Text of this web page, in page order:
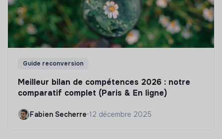
Guide reconversion
Meilleur bilan de compétences 2026 : notre
comparatif complet (Paris & En ligne)
Fabien Secherre•12 décembre 2025